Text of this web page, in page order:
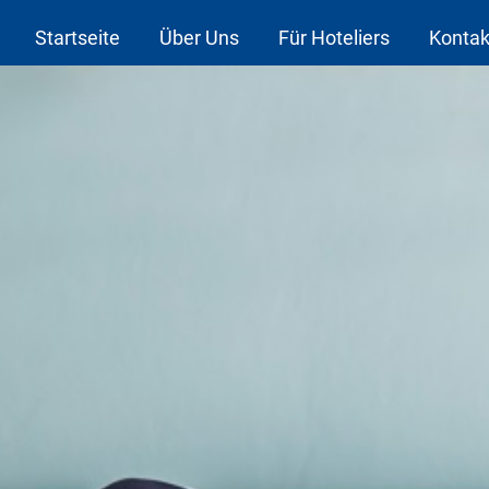
Startseite Über Uns Für Hoteliers